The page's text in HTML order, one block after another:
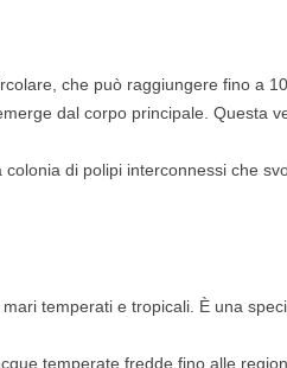
che può raggiungere fino a
dal corpo principale. Questa
di polipi interconnessi che
temperati e tropicali. È una
temperate fredde fino alle